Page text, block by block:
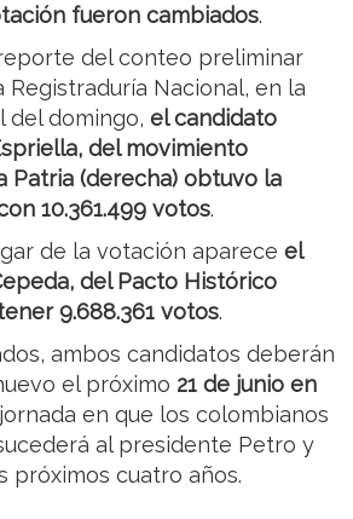
fueron cambiados.
del conteo preliminar
Nacional, en la
del domingo, el candidato
del movimiento
Patria (derecha) obtuvo la
10.361.499 votos.
de la votación aparece el
del Pacto Histórico
9.688.361 votos.
ambos candidatos deberán
el próximo 21 de junio en
en que los colombianos
al presidente Petro y
próximos cuatro años.